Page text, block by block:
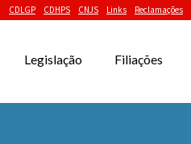
CDLGP CDHPS CNJS Links Reclamações
Legislação Filiações